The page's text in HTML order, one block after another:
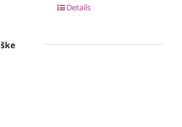
Details